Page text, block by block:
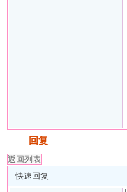
回复
返回列表
快速回复